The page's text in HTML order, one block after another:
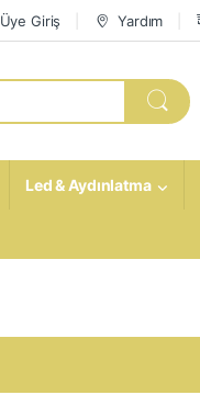
Giriş Yardım
Led & Aydınlatma